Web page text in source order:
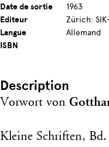
Date de sortie
1963
Editeur
Zürich:
Langue
Allemand
ISBN
Description
Vorwort von
Kleine Schriften,